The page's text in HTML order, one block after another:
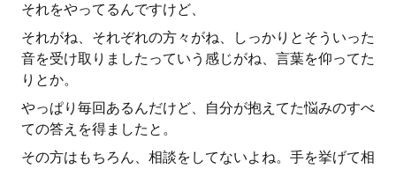
それをやってるんですけど、
それがね、それぞれの方々がね、しっかりとそういった
音を受け取りましたっていう感じがね、言葉を仰ってた
りとか。
やっぱり毎回あるんだけど、自分が抱えてた悩みのすべ
ての答えを得ましたと。
その方はもちろん、相談をしてないよね。手を挙げて相